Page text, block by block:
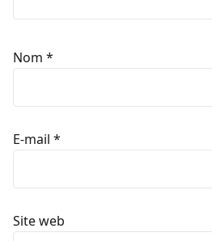
Nom *
E-mail *
Site web